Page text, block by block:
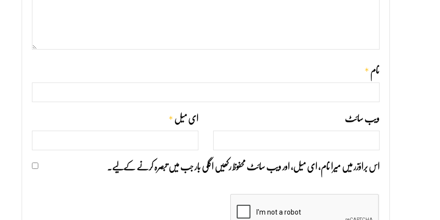
نام *
ای میل * ویب‌ سائٹ
اس براؤزر میں میرا نام، ای میل، اور ویب سائٹ محفوظ رکھیں اگلی بار جب میں تبصرہ کرنے کےلیے۔